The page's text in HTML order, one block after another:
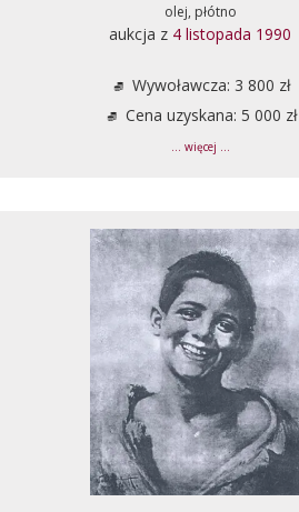
olej, płótno
aukcja z 4 listopada 1990
Wywoławcza: 3 800 zł
Cena uzyskana: 5 000 zł
... więcej ...